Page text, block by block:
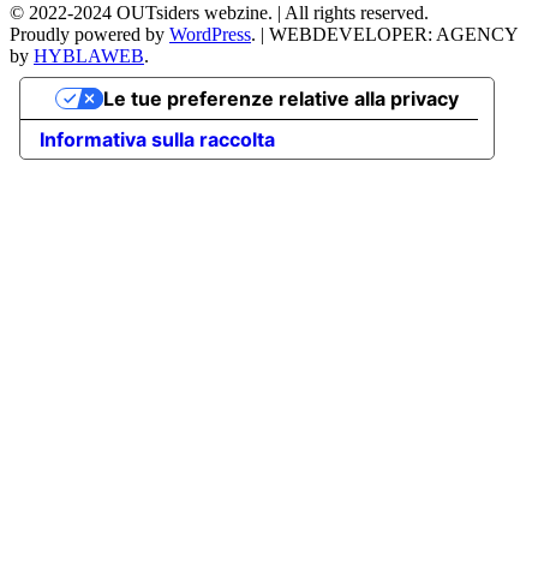
© 2022-2024 OUTsiders webzine. | All rights reserved.
Proudly powered by WordPress. | WEBDEVELOPER: AGENCY
by HYBLAWEB.
Informativa sulla raccolta
Le tue preferenze relative alla privacy